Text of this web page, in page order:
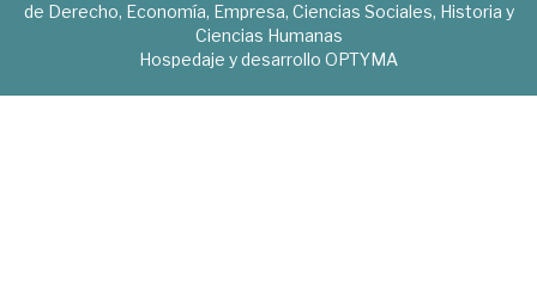
de Derecho, Economía, Empresa, Ciencias Sociales, Historia y
Ciencias Humanas
Hospedaje y desarrollo OPTYMA